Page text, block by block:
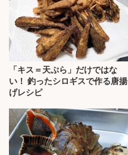
「キス＝天ぷら」だけではな
い！ 釣ったシロギスで作る唐揚
げレシピ